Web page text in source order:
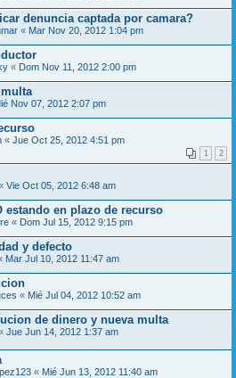
denuncia captada por camara?
« Mar Nov 20, 2012 1:04 pm
« Dom Nov 11, 2012 2:00 pm
Nov 07, 2012 2:07 pm
« Jue Oct 25, 2012 4:51 pm
1 2
Vie Oct 05, 2012 6:48 am
estando en plazo de recurso
« Dom Jul 15, 2012 9:15 pm
y defecto
Mar Jul 10, 2012 11:47 am
« Mié Jul 04, 2012 10:52 am
de dinero y nueva multa
Jue Jun 14, 2012 1:37 am
« Mié Jun 13, 2012 11:40 am